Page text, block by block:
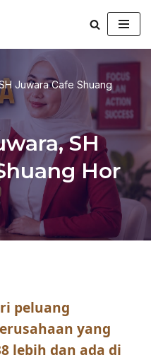
Juwara Cafe Shuang
SH
Hor
peluang
yang
lebih dan ada di